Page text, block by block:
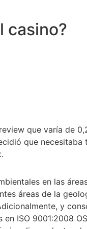
casino?
que varía de
que necesitaba
en las
áreas de la
y
ISO 9001:2008